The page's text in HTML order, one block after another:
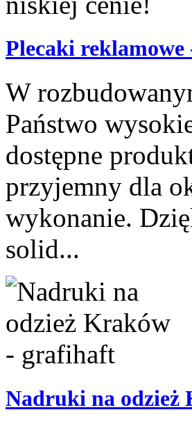
Plecaki
W
Państwo
dostępne
przyjemny dla
wykonanie.
solid...
Nadruki na